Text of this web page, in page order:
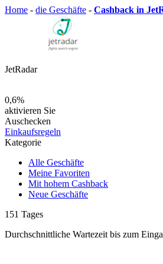
Home - die Geschäfte - Cashback in
JetRadar
0,6%
aktivieren Sie
Auschecken
Einkaufsregeln
Kategorie
Alle Geschäfte
Meine Favoriten
Mit hohem Cashback
Neue Geschäfte
151 Tages
Durchschnittliche Wartezeit bis zum